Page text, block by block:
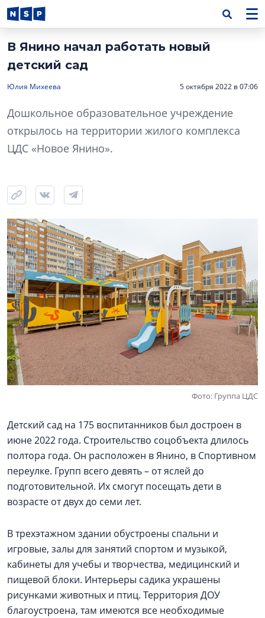
В Янино начал работать новый
детский сад
Юлия Михеева 5 октября 2022 в 07:06
Дошкольное образовательное учреждение
открылось на территории жилого комплекса
ЦДС «Новое Янино».
Фото: Группа ЦДС
Детский сад на 175 воспитанников был достроен в
июне 2022 года. Строительство соцобъекта длилось
полтора года. Он расположен в Янино, в Спортивном
переулке. Групп всего девять – от яслей до
подготовительной. Их смогут посещать дети в
возрасте от двух до семи лет.
В трехэтажном здании обустроены спальни и
игровые, залы для занятий спортом и музыкой,
кабинеты для учебы и творчества, медицинский и
пищевой блоки. Интерьеры садика украшены
рисунками животных и птиц. Территория ДОУ
благоустроена, там имеются все необходимые